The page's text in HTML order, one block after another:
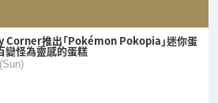
Corner推出「Pokémon Pokopia」迷你蛋
變怪為靈感的蛋糕